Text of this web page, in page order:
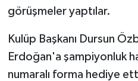
görüşmeler yaptılar.
Kulüp Başkanı Dursun
Erdoğan'a şampiyonluk
numaralı forma hediye